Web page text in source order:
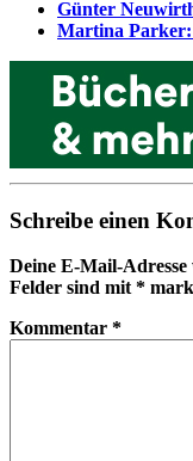
Günter
Martina
Schreibe einen
Deine E-Mail-
Felder sind mit*
Kommentar *